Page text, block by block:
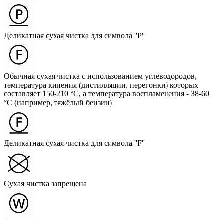
Деликатная сухая чистка для символа ''P''
Обычная сухая чистка с использованием углеводородов,
температура кипения (дистилляции, перегонки) которых
составляет 150-210 °C, а температура воспламенения - 38-60
°C (например, тяжёлый бензин)
Деликатная сухая чистка для символа ''F''
Сухая чистка запрещена